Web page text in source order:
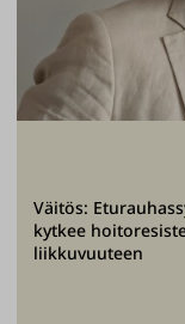
Väitös:
kytkee
liikkuvuuteen